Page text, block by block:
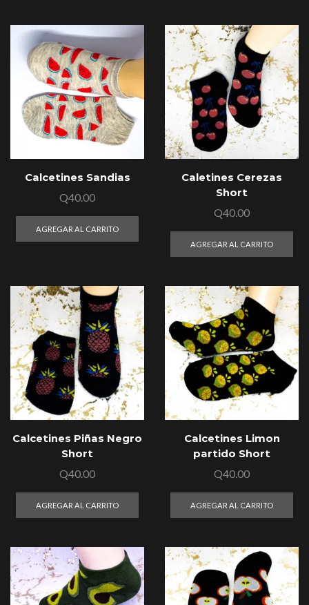
Calcetines Sandias
Q40.00
AGREGAR AL CARRITO
Caletines Cerezas
Short
Q40.00
AGREGAR AL CARRITO
Calcetines Piñas Negro
Short
Q40.00
AGREGAR AL CARRITO
Calcetines Limon
partido Short
Q40.00
AGREGAR AL CARRITO